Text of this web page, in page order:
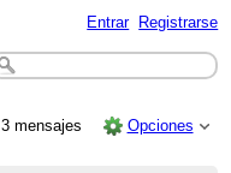
Entrar Registrarse
3 mensajes Opciones